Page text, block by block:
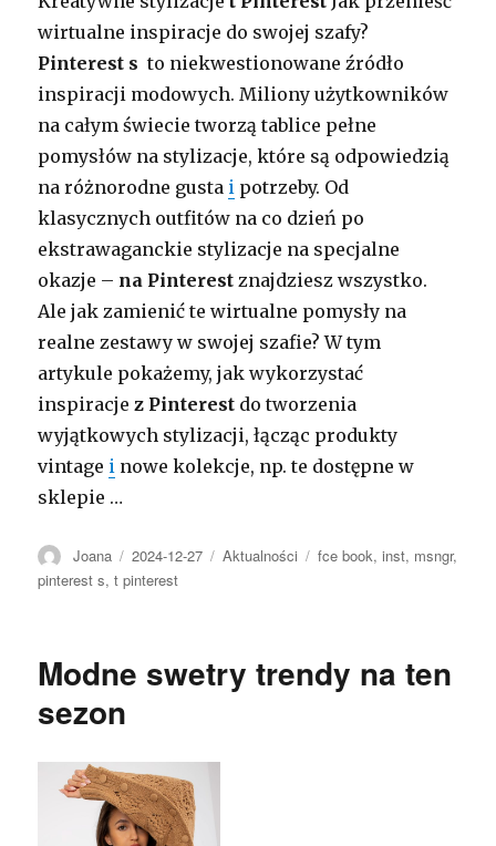
wirtualne inspiracje do swojej szafy?
Pinterest s to niekwestionowane źródło
inspiracji modowych. Miliony użytkowników
na całym świecie tworzą tablice pełne
pomysłów na stylizacje, które są odpowiedzią
na różnorodne gusta i potrzeby. Od
klasycznych outfitów na co dzień po
ekstrawaganckie stylizacje na specjalne
okazje – na Pinterest znajdziesz wszystko.
Ale jak zamienić te wirtualne pomysły na
realne zestawy w swojej szafie? W tym
artykule pokażemy, jak wykorzystać
inspiracjez Pinterest do tworzenia
wyjątkowych stylizacji, łącząc produkty
vintage i nowe kolekcje, np. te dostępne w
sklepie …
Autor
Joana Opublikowano
2024-12-27 Kategorie
Aktualności Tagi
fce book,inst, msngr,
pinterest s,t pinterest
Modne swetry trendy na ten
sezon